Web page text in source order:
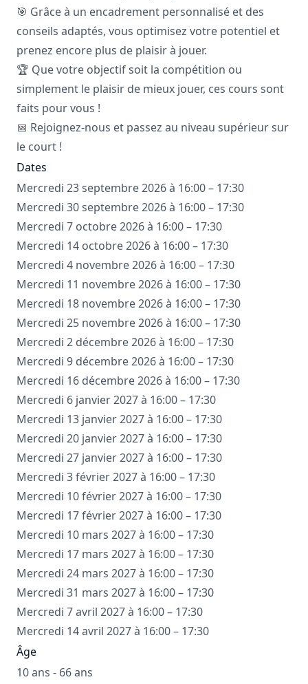
🎯 Grâce à un encadrement personnalisé et des
conseils adaptés, vous optimisez votre potentiel et
prenez encore plus de plaisir à jouer.
🏆 Que votre objectif soit la compétition ou
simplement le plaisir de mieux jouer, ces cours sont
faits pour vous !
📅 Rejoignez-nous et passez au niveau supérieur sur
le court !
Dates
Mercredi 23 septembre 2026 à 16:00 – 17:30
Mercredi 30 septembre 2026 à 16:00 – 17:30
Mercredi 7 octobre 2026 à 16:00 – 17:30
Mercredi 14 octobre 2026 à 16:00 – 17:30
Mercredi 4 novembre 2026 à 16:00 – 17:30
Mercredi 11 novembre 2026 à 16:00 – 17:30
Mercredi 18 novembre 2026 à 16:00 – 17:30
Mercredi 25 novembre 2026 à 16:00 – 17:30
Mercredi 2 décembre 2026 à 16:00 – 17:30
Mercredi 9 décembre 2026 à 16:00 – 17:30
Mercredi 16 décembre 2026 à 16:00 – 17:30
Mercredi 6 janvier 2027 à 16:00 – 17:30
Mercredi 13 janvier 2027 à 16:00 – 17:30
Mercredi 20 janvier 2027 à 16:00 – 17:30
Mercredi 27 janvier 2027 à 16:00 – 17:30
Mercredi 3 février 2027 à 16:00 – 17:30
Mercredi 10 février 2027 à 16:00 – 17:30
Mercredi 17 février 2027 à 16:00 – 17:30
Mercredi 10 mars 2027 à 16:00 – 17:30
Mercredi 17 mars 2027 à 16:00 – 17:30
Mercredi 24 mars 2027 à 16:00 – 17:30
Mercredi 31 mars 2027 à 16:00 – 17:30
Mercredi 7 avril 2027 à 16:00 – 17:30
Mercredi 14 avril 2027 à 16:00 – 17:30
Âge
10 ans - 66 ans